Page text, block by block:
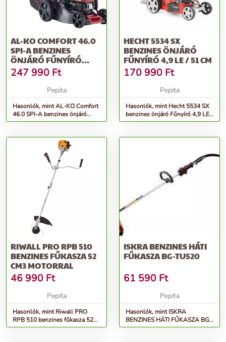
AL-KO COMFORT 46.0
SPI-A BENZINES
ÖNJÁRÓ FŰNYÍRÓ
3,5LE / 46 CM
247 990 Ft
Pepita
Hasonlók, mint AL-KO Comfort
46.0 SPI-A benzines önjáró
Fűnyíró 3,5LE / 46 cm
HECHT 5534 SX
BENZINES ÖNJÁRÓ
FŰNYÍRÓ 4,9 LE / 51 CM
170 990 Ft
Pepita
Hasonlók, mint Hecht 5534 SX
benzines önjáró Fűnyíró 4,9 LE /
51 cm
RIWALL PRO RPB 510
BENZINES FŰKASZA 52
CM3 MOTORRAL
46 990 Ft
Pepita
Hasonlók, mint Riwall PRO
RPB 510 benzines fűkasza 52
cm3 motorral
ISKRA BENZINES HÁTI
FŰKASZA BG-TU520
61 590 Ft
Pepita
Hasonlók, mint ISKRA
BENZINES HÁTI FŰKASZA BG-
TU520